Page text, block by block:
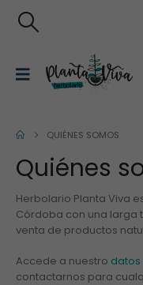
QUIÉNES SOMOS
Quiénes
Herbolario Planta Viva
Córdoba con una larga
venta de productos
Accede a nuestro
contactarnos para